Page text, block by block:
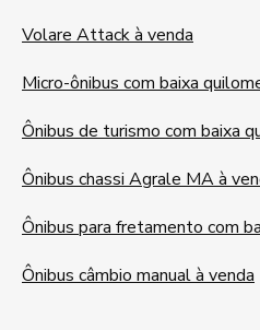
Volare Attack à venda
Micro-ônibus com baixa
Ônibus de turismo com baixa
Ônibus chassi Agrale MA à
Ônibus para fretamento com
Ônibus câmbio manual à venda